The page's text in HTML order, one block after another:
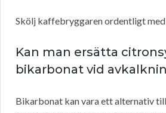
Skölj kaffebryggaren ordentligt
Kan man ersätta
bikarbonat vid
Bikarbonat kan vara ett alternativ